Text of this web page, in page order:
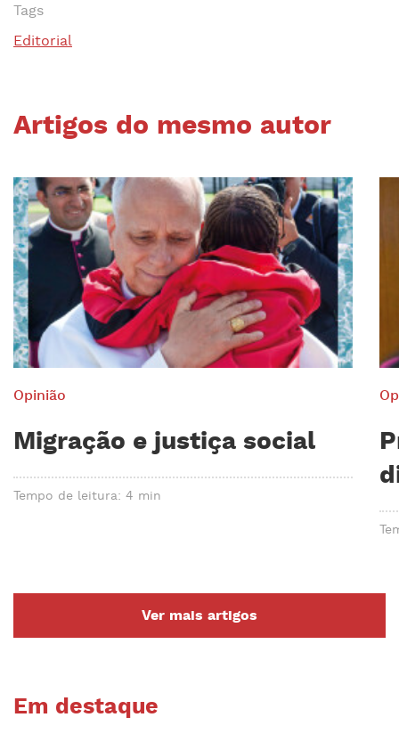
Tags
Editorial
Em destaque
Artigos do mesmo autor
Opinião
Migração e justiça social
Tempo de leitura: 4 min
Ver mais artigos